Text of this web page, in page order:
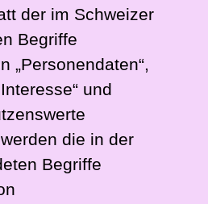
der im Schweizer
Begriffe
„Personendaten“,
und
die in der
Begriffe